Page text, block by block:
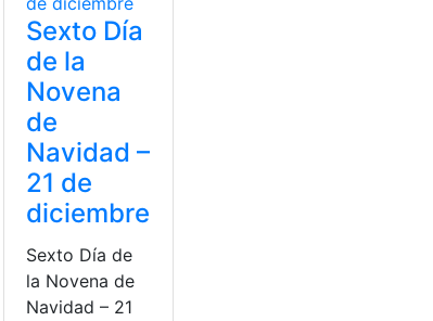
Sexto Día
de la
Novena
de
Navidad –
21 de
diciembre
Sexto Día de
la Novena de
Navidad – 21